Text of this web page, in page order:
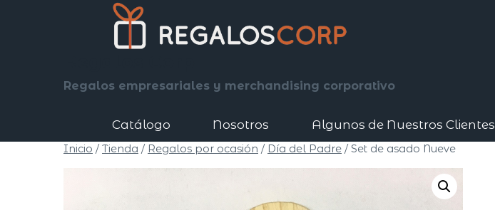
Regalos empresariales y merchandising corporativo
Catálogo Nosotros Algunos de Nuestros Clientes
Inicio / Tienda / Regalos por ocasión / Día del Padre / Set de asado Nueve